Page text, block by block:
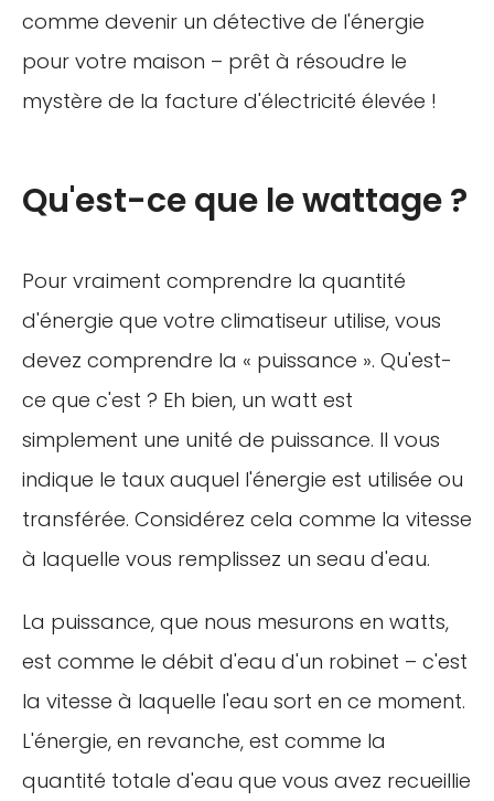
comme devenir un détective de l'énergie
pour votre maison – prêt à résoudre le
mystère de la facture d'électricité élevée !
Qu'est-ce que le wattage ?
Pour vraiment comprendre la quantité
d'énergie que votre climatiseur utilise, vous
devez comprendre la « puissance ». Qu'est-
ce que c'est ? Eh bien, un watt est
simplement une unité de puissance. Il vous
indique le taux auquel l'énergie est utilisée ou
transférée. Considérez cela comme la vitesse
à laquelle vous remplissez un seau d'eau.
La puissance, que nous mesurons en watts,
est comme le débit d'eau d'un robinet – c'est
la vitesse à laquelle l'eau sort en ce moment.
L'énergie, en revanche, est comme la
quantité totale d'eau que vous avez recueillie